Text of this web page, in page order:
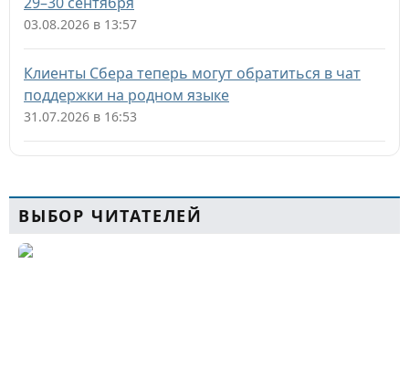
03.08.2026 в 13:57
Клиенты Сбера теперь могут обратиться в чат
поддержки на родном языке
31.07.2026 в 16:53
ВЫБОР ЧИТАТЕЛЕЙ